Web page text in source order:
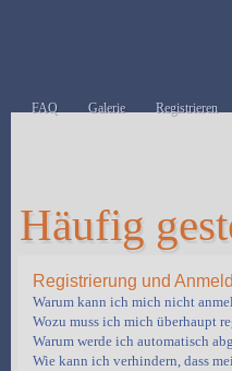
FAQ Galerie Registrieren
Häufig
Registrierung und
Warum kann ich mich nicht
Wozu muss ich mich überhaupt
Warum werde ich automatisch
Wie kann ich verhindern, dass